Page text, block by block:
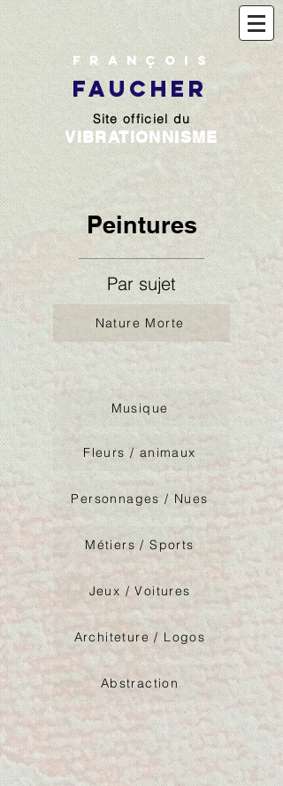
François
FAUCHER
Site officiel du
VIBRATIONNISME
Peintures
Par sujet
Nature Morte
Musique
Fleurs / animaux
Personnages / Nues
Métiers / Sports
Jeux / Voitures
Architeture / Logos
Abstraction